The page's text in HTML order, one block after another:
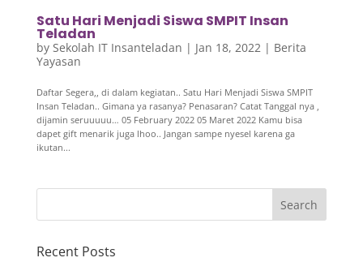
Satu Hari Menjadi Siswa SMPIT Insan
Teladan
by Sekolah IT Insanteladan | Jan 18, 2022| Berita
Yayasan
Daftar Segera,, di dalam kegiatan.. Satu Hari Menjadi Siswa SMPIT
Insan Teladan.. Gimana ya rasanya? Penasaran? Catat Tanggal nya ,
dijamin seruuuuu… 05 February 2022 05 Maret 2022 Kamu bisa
dapet gift menarik juga lhoo.. Jangan sampe nyesel karena ga
ikutan...
Recent Posts